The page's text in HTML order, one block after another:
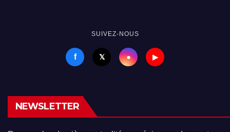
SUIVEZ-NOUS
f 𝕏 ● ▶
NEWSLETTER